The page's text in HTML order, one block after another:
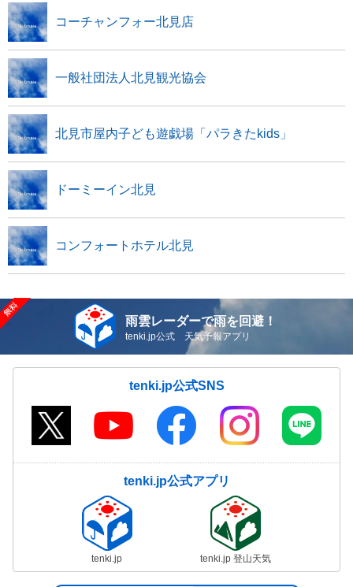
コーチャンフォー北見店
一般社団法人北見観光協会
北見市屋内子ども遊戯場「パラきたkids」
ドーミーイン北見
コンフォートホテル北見
雨雲レーダーで雨を回避！
tenki.jp公式 天気予報アプリ
tenki.jp公式SNS
tenki.jp公式アプリ
tenki.jp tenki.jp 登山天気